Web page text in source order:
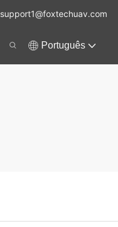
support1@foxtechuav.com
Português